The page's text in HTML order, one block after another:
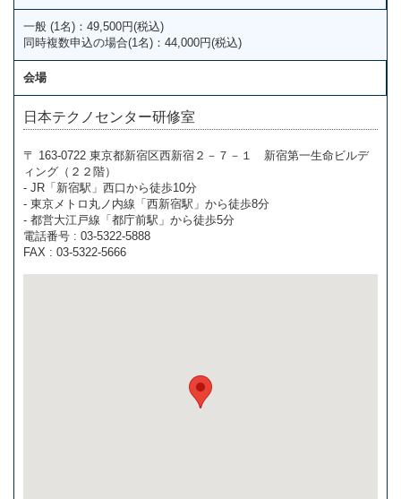
一般 (1名)：49,500円(税込)
同時複数申込の場合(1名)：44,000円(税込)
会場
日本テクノセンター研修室
〒 163-0722 東京都新宿区西新宿２－７－１ 新宿第一生命ビルデ
ィング（２２階）
- JR「新宿駅」西口から徒歩10分
- 東京メトロ丸ノ内線「西新宿駅」から徒歩8分
- 都営大江戸線「都庁前駅」から徒歩5分
電話番号 : 03-5322-5888
FAX : 03-5322-5666